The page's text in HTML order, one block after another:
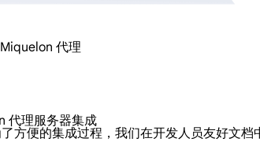
代理
代理服务器集成
方便的集成过程，我们在开发人员友好文